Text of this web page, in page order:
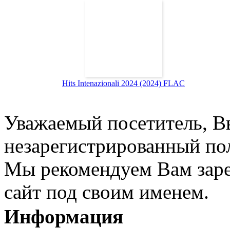
Hits Intenazionali 2024 (2024) FLAC
Уважаемый посетитель,
незарегистрированный
Мы рекомендуем Вам
сайт под своим именем.
Информация